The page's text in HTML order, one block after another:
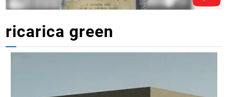
ricarica green